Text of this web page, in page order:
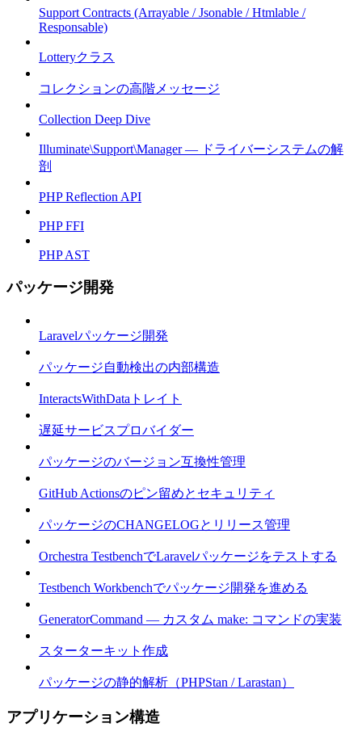
Support Contracts (Arrayable / Jsonable / Htmlable /
Responsable)
Lotteryクラス
コレクションの高階メッセージ
Collection Deep Dive
Illuminate\Support\Manager — ドライバーシステムの解
剖
PHP Reflection API
PHP FFI
PHP AST
パッケージ開発
Laravelパッケージ開発
パッケージ自動検出の内部構造
InteractsWithDataトレイト
遅延サービスプロバイダー
パッケージのバージョン互換性管理
GitHub Actionsのピン留めとセキュリティ
パッケージのCHANGELOGとリリース管理
Orchestra TestbenchでLaravelパッケージをテストする
Testbench Workbenchでパッケージ開発を進める
GeneratorCommand — カスタム make: コマンドの実装
スターターキット作成
パッケージの静的解析（PHPStan / Larastan）
アプリケーション構造